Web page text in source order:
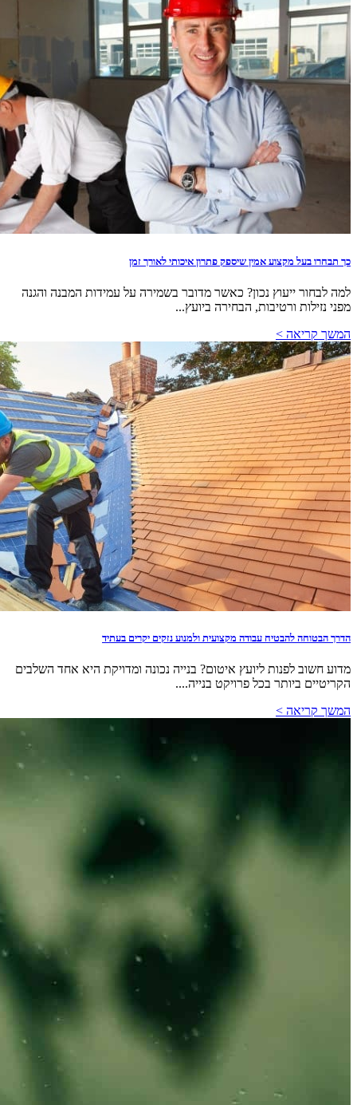
כך תבחרו בעל מקצוע אמין שיספק פתרון איכותי לאורך זמן
למה לבחור ייעוץ נכון? כאשר מדובר בשמירה על עמידות המבנה והגנה
מפני נזילות ורטיבות, הבחירה ביועץ...
המשך קריאה >
הדרך הבטוחה להבטיח עבודה מקצועית ולמנוע נזקים יקרים בעתיד
מדוע חשוב לפנות ליועץ איטום? בנייה נכונה ומדויקת היא אחד השלבים
הקריטיים ביותר בכל פרויקט בנייה....
המשך קריאה >